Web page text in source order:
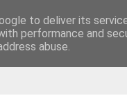
to deliver its
performance and
abuse.